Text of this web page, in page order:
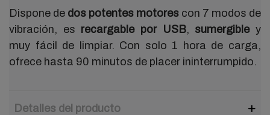
Dispone de dos potentes motores con 7 modos de
vibración, es recargable por USB, sumergibley
muy fácil de limpiar. Con solo 1 hora de carga,
ofrece hasta 90 minutos de placer ininterrumpido.
Detalles del producto